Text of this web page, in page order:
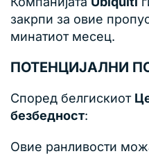
закрпи за овие
минатиот месец.
ПОТЕНЦИЈАЛНИ
Според белгискиот
безбедност:
Овие ранливости